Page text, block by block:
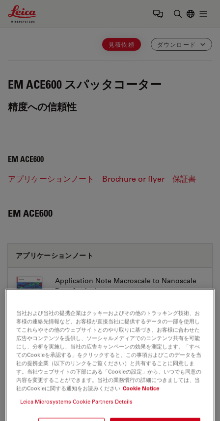
Leica Microsystems Logo
見積依頼 ダウンロード
EM ACE600 スパッタコーター
精度への信頼性
EM ACE600
アプリケーションノート Brochure or flyer 保証書
EM ACE600
アプリケーションノート
Application Note Macroscale to Nanoscale
Pore Analysis
DOWNLOAD
BROCHURE OR FLYER
当社および当社の提携企業はクッキーおよびその他のトラッキング技術、お
客様の連絡先情報など、お客様が直接当社に提供するデータの一部を使用し
てこれらやその他のウェブサイトとのやり取りに基づき、お客様に合わせた
広告やコンテンツを提供し、ソーシャルメディアでのコンテンツ共有を可能
にし、分析を実施し、当社の広告キャンペーンの効果を測定します。「すべ
てのCookieを承認する」をクリックすると、この事項およびこのデータを当
社の提携企業（以下のリンクをご覧ください）と共有することに同意しま
す。当社ウェブサイトの下部にある「Cookieの設定」から、いつでも同意の
内容を変更することができます。当社の業務慣行の詳細につきましては、当
社のCookieに関する通知をお読みください Cookie Notice
Leica Microsystems Cookie Partners Details